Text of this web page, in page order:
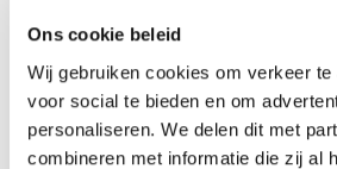
Ons cookie beleid
Wij gebruiken cookies om verkeer
voor social te bieden en om
personaliseren. We delen dit met
combineren met informatie die zij al
Voorbeeld uit de
praktijk